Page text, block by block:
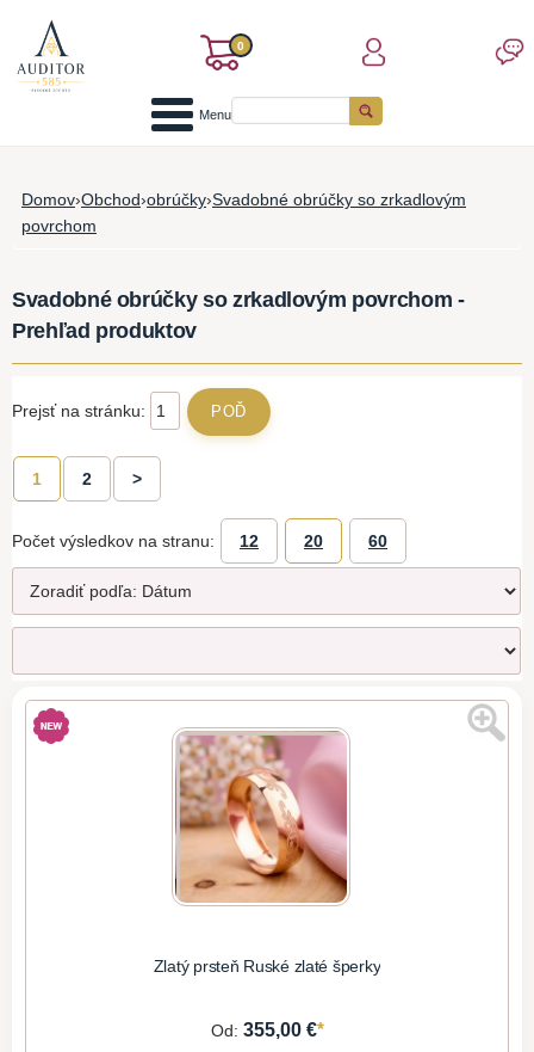
0
Menu
Domov›Obchod›obrúčky›Svadobné obrúčky so zrkadlovým
povrchom
Svadobné obrúčky so zrkadlovým povrchom -
Prehľad produktov
Prejsť na stránku:
1 2 >
Počet výsledkov na stranu: 12 20 60
Zlatý prsteň Ruské zlaté šperky
Od: 355,00 €*